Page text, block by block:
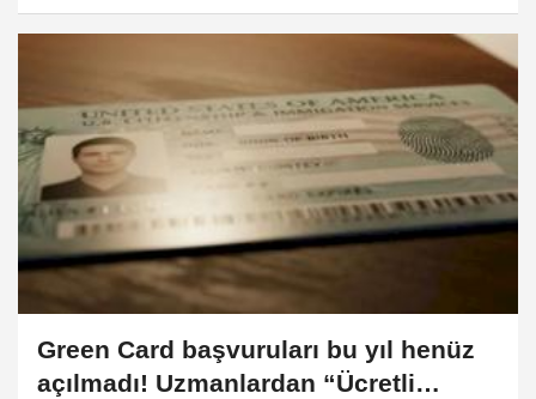
Green Card başvuruları bu yıl henüz
açılmadı! Uzmanlardan “Ücretli